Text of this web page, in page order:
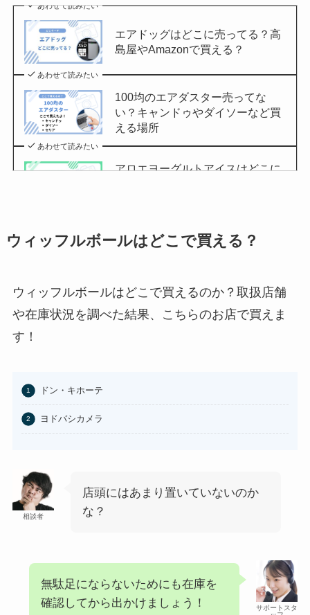
あわせて読みたい
エアドッグはどこに売ってる？高
島屋やAmazonで買える？
あわせて読みたい
100均のエアダスター売ってな
い？キャンドゥやダイソーなど買
える場所
あわせて読みたい
アロエヨーグルトアイスはどこに
チョコQ助どこに売ってる？ドン
あわせて読みたい
東京バナナはどこに売ってる？東
セリアなど取扱店まとめ
あわせて読みたい
ウィッフルボールはどこで買える？
ウィッフルボールはどこで買えるのか？取扱店舗
や在庫状況を調べた結果、こちらのお店で買えま
す！
ドン・キホーテ
ヨドバシカメラ
相談者
店頭にはあまり置いていないのか
な？
サポートスタ
無駄足にならないためにも在庫を
確認してから出かけましょう！